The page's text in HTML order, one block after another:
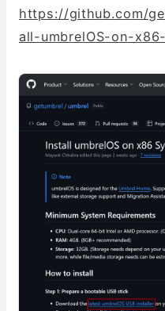
https://github.com/
all-umbrelOS-on-